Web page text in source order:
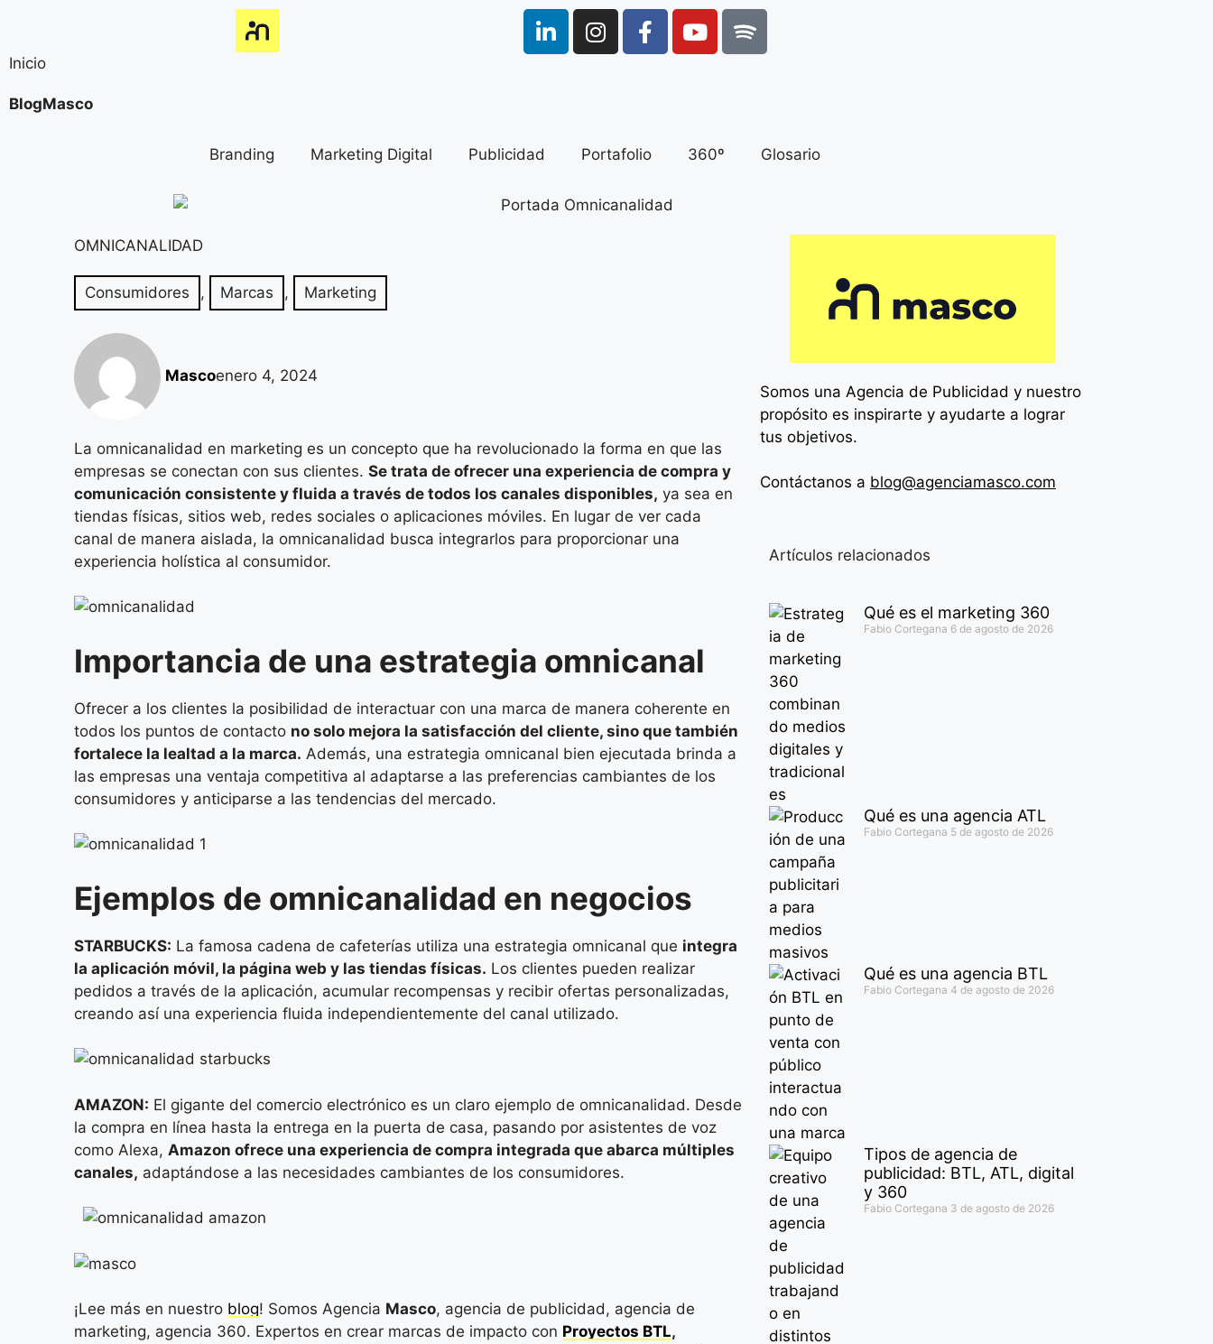
Inicio
BlogMasco
Branding Marketing Digital Publicidad Portafolio 360º Glosario
OMNICANALIDAD
Consumidores , Marcas , Marketing
Mascoenero 4, 2024
La omnicanalidad en marketing es un concepto que ha revolucionado la forma en que las
empresas se conectan con sus clientes. Se trata de ofrecer una experiencia de compra y
comunicación consistente y fluida a través de todos los canales disponibles, ya sea en
tiendas físicas, sitios web, redes sociales o aplicaciones móviles. En lugar de ver cada
canal de manera aislada, la omnicanalidad busca integrarlos para proporcionar una
experiencia holística al consumidor.
Importancia de una estrategia omnicanal
Ofrecer a los clientes la posibilidad de interactuar con una marca de manera coherente en
todos los puntos de contacto no solo mejora la satisfacción del cliente, sino que también
fortalece la lealtad a la marca. Además, una estrategia omnicanal bien ejecutada brinda a
las empresas una ventaja competitiva al adaptarse a las preferencias cambiantes de los
consumidores y anticiparse a las tendencias del mercado.
Ejemplos de omnicanalidad en negocios
STARBUCKS: La famosa cadena de cafeterías utiliza una estrategia omnicanal que integra
la aplicación móvil, la página web y las tiendas físicas. Los clientes pueden realizar
pedidos a través de la aplicación, acumular recompensas y recibir ofertas personalizadas,
creando así una experiencia fluida independientemente del canal utilizado.
AMAZON: El gigante del comercio electrónico es un claro ejemplo de omnicanalidad. Desde
la compra en línea hasta la entrega en la puerta de casa, pasando por asistentes de voz
como Alexa, Amazon ofrece una experiencia de compra integrada que abarca múltiples
canales, adaptándose a las necesidades cambiantes de los consumidores.
¡Lee más en nuestro blog! Somos Agencia Masco, agencia de publicidad, agencia de
marketing, agencia 360. Expertos en crear marcas de impacto con Proyectos BTL,
Somos una Agencia de Publicidad y nuestro
propósito es inspirarte y ayudarte a lograr
tus objetivos.
Contáctanos a blog@agenciamasco.com
Artículos relacionados
Qué es el marketing 360
Fabio Cortegana 6 de agosto de 2026
Qué es una agencia ATL
Fabio Cortegana 5 de agosto de 2026
Qué es una agencia BTL
Fabio Cortegana 4 de agosto de 2026
Tipos de agencia de
publicidad: BTL, ATL, digital
y 360
Fabio Cortegana 3 de agosto de 2026